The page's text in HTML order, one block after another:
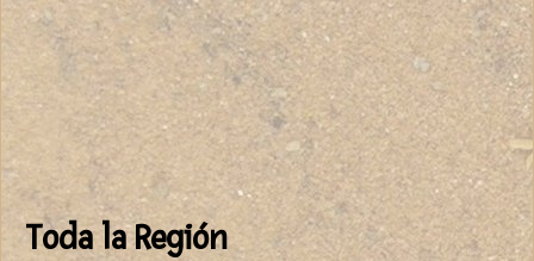
Toda la Región